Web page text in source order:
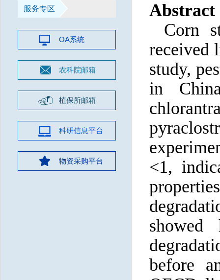
服务专区
OA系统
农科院邮箱
植保所邮箱
科研信息平台
物资采购平台
Abstract
Corn
received
study,
in
<1,
showed
before